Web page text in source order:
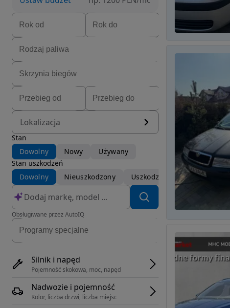
Lokalizacja
Stan
Dowolny
Nowy
Używany
Stan uszkodzeń
Dowolny
Nieuszkodzony Uszkodzony
Obsługiwane przez AutoIQ
Silnik i napęd
Pojemność skokowa, moc, napęd
Nadwozie i pojemność
Kolor, liczba drzwi, liczba miejsc